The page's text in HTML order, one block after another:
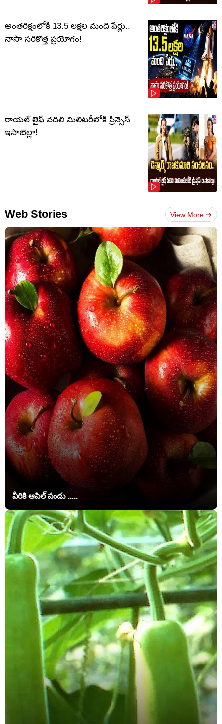
అంతరిక్షంలోకి 13.5 లక్షల మంది పేర్లు..
నాసా సరికొత్త ప్రయోగం!
రాయల్ లైఫ్ వదిలి మిలిటరీలోకి ప్రిన్సెస్
ఇసాబెల్లా!
Web Stories View More
వీరికి ఆపిల్ పండు .....